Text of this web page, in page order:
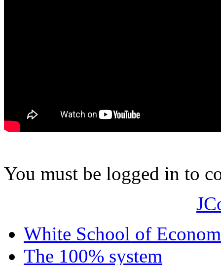
You must be logged in to
White School of
The 100% system